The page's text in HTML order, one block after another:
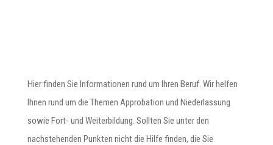
Hier finden Sie Informationen rund um Ihren Beruf. Wir helfen
Ihnen rund um die Themen Approbation und Niederlassung
sowie Fort- und Weiterbildung. Sollten Sie unter den
nachstehenden Punkten nicht die Hilfe finden, die Sie